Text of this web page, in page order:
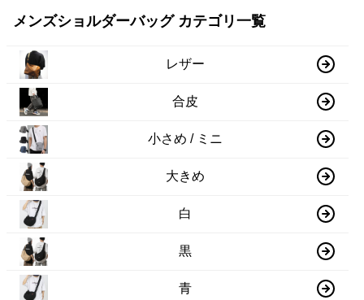
メンズショルダーバッグ カテゴリ一覧
レザー
合皮
小さめ / ミニ
大きめ
白
黒
青